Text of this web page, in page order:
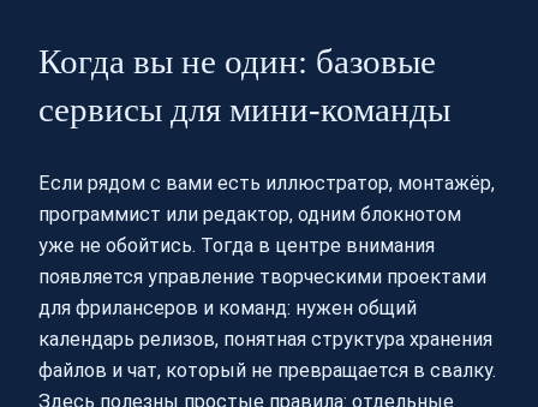
Когда вы не один: базовые
сервисы для мини‑команды
Если рядом с вами есть иллюстратор, монтажёр,
программист или редактор, одним блокнотом
уже не обойтись. Тогда в центре внимания
появляется управление творческими проектами
для фрилансеров и команд: нужен общий
календарь релизов, понятная структура хранения
файлов и чат, который не превращается в свалку.
Здесь полезны простые правила: отдельные